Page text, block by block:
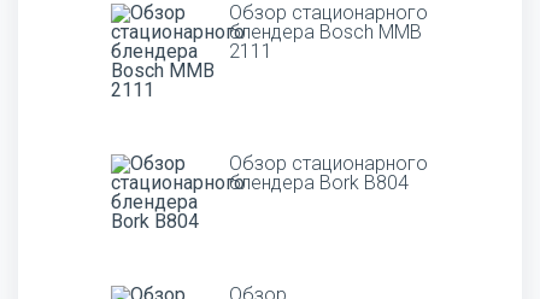
Обзор стационарного
блендера Bosch MMB
2111
Обзор стационарного
блендера Bork B804